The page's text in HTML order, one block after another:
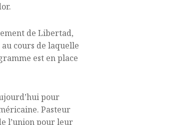
de Libertad,
cours de laquelle
est en place
pour
Pasteur
l’union pour leur